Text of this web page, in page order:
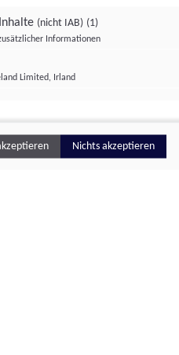
(nicht IAB) (1)
Informationen
Limited, Irland
Nichts akzeptieren